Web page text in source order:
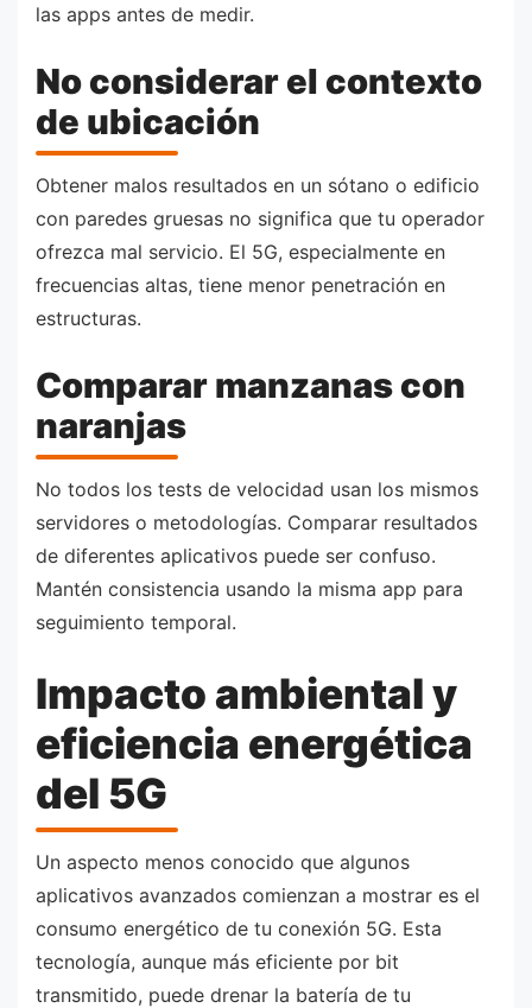
las apps antes de medir.
No considerar el contexto
de ubicación
Obtener malos resultados en un sótano o edificio
con paredes gruesas no significa que tu operador
ofrezca mal servicio. El 5G, especialmente en
frecuencias altas, tiene menor penetración en
estructuras.
Comparar manzanas con
naranjas
No todos los tests de velocidad usan los mismos
servidores o metodologías. Comparar resultados
de diferentes aplicativos puede ser confuso.
Mantén consistencia usando la misma app para
seguimiento temporal.
Impacto ambiental y
eficiencia energética
del 5G
Un aspecto menos conocido que algunos
aplicativos avanzados comienzan a mostrar es el
consumo energético de tu conexión 5G. Esta
tecnología, aunque más eficiente por bit
transmitido, puede drenar la batería de tu